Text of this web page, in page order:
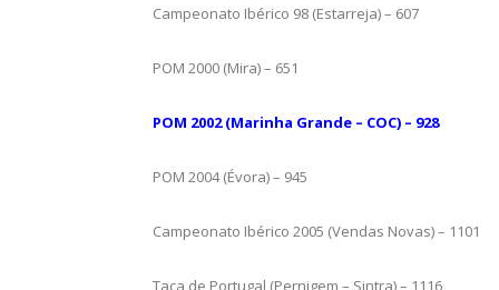
Campeonato Ibérico 98 (Estarreja) – 607
POM 2000 (Mira) – 651
POM 2002 (Marinha Grande – COC) – 928
POM 2004 (Évora) – 945
Campeonato Ibérico 2005 (Vendas Novas) – 1101
Taça de Portugal (Pernigem – Sintra) – 1116